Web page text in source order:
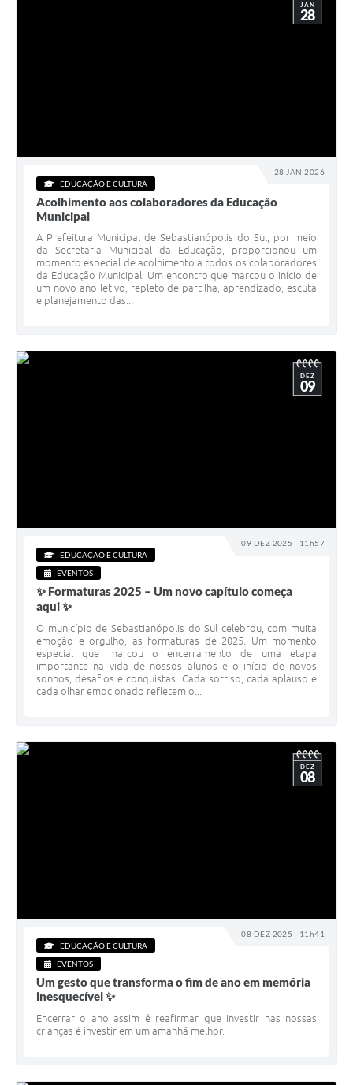
28 JAN 2026
JAN
28
EDUCAÇÃO E CULTURA
Acolhimento aos colaboradores da Educação
Municipal
A Prefeitura Municipal de Sebastianópolis do Sul, por meio
da Secretaria Municipal da Educação, proporcionou um
momento especial de acolhimento a todos os colaboradores
da Educação Municipal. Um encontro que marcou o início de
um novo ano letivo, repleto de partilha, aprendizado, escuta
e planejamento das...
09 DEZ 2025 - 11h57
DEZ
09
EDUCAÇÃO E CULTURA
EVENTOS
✨ Formaturas 2025 – Um novo capítulo começa
aqui ✨
O município de Sebastianópolis do Sul celebrou, com muita
emoção e orgulho, as formaturas de 2025. Um momento
especial que marcou o encerramento de uma etapa
importante na vida de nossos alunos e o início de novos
sonhos, desafios e conquistas. Cada sorriso, cada aplauso e
cada olhar emocionado refletem o...
08 DEZ 2025 - 11h41
DEZ
08
EDUCAÇÃO E CULTURA
EVENTOS
Um gesto que transforma o fim de ano em memória
inesquecível ✨
Encerrar o ano assim é reafirmar que investir nas nossas
crianças é investir em um amanhã melhor.